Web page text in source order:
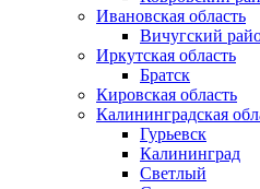
Ивановская область
Вичугский
Иркутская область
Братск
Кировская область
Калининградская
Гурьевск
Калининград
Светлый